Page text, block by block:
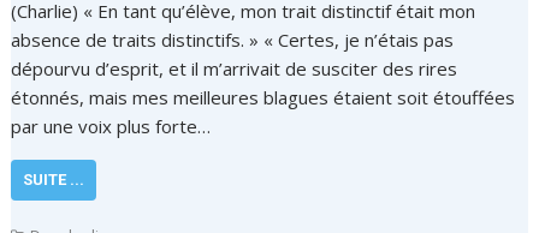
(Charlie) « En tant qu’élève, mon trait distinctif était mon
absence de traits distinctifs. » « Certes, je n’étais pas
dépourvu d’esprit, et il m’arrivait de susciter des rires
étonnés, mais mes meilleures blagues étaient soit étouffées
par une voix plus forte…
SUITE ...